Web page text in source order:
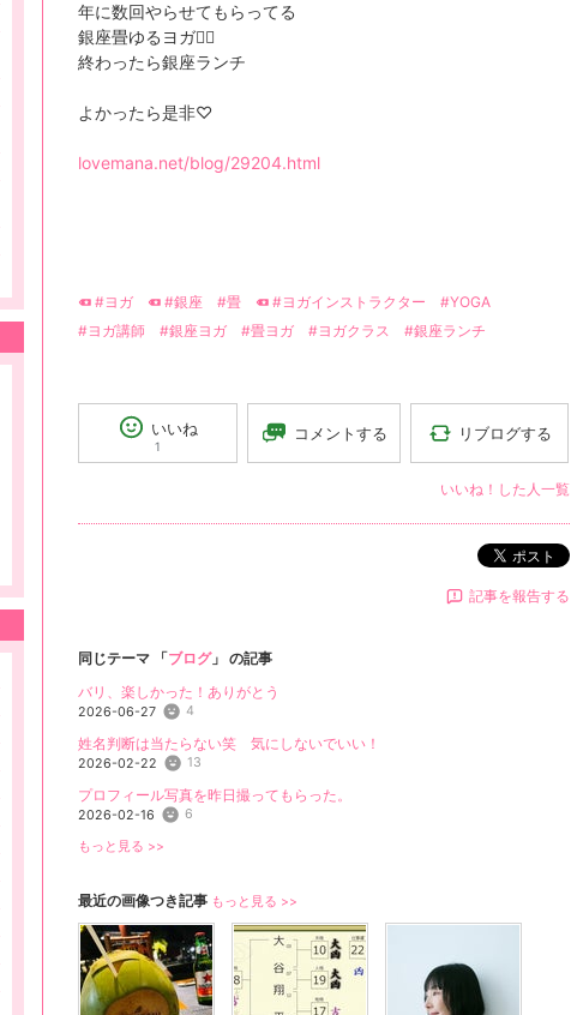
年に数回やらせてもらってる
銀座畳ゆるヨガ🧘‍♀️
終わったら銀座ランチ
よかったら是非♡
lovemana.net/blog/29204.html
#ヨガ #銀座 #畳 #ヨガインストラクター
#YOGA
#ヨガ講師
#銀座ヨガ #畳ヨガ #ヨガクラス #銀座ランチ
いいね
1
コメントする リブログする
いいね！した人一覧
ポスト
記事を報告する
同じテーマ 「ブログ」 の記事
バリ、楽しかった！ありがとう
2026-06-27 4
姓名判断は当たらない笑 気にしないでいい！
2026-02-22 13
プロフィール写真を昨日撮ってもらった。
2026-02-16 6
もっと見る >>
最近の画像つき記事 もっと見る >>